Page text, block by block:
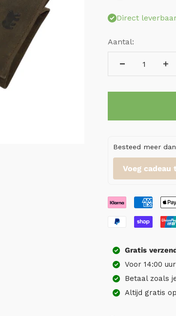
Direct
Aantal:
Besteed meer
Voeg cadeau
Gratis
Voor 14:00
Betaal zoals
Altijd gratis